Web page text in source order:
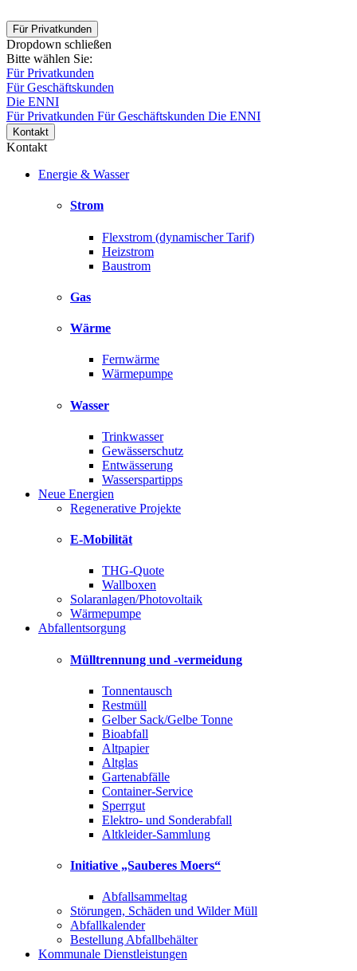
Für Privatkunden
Dropdown schließen
Bitte wählen Sie:
Für Privatkunden
Für Geschäftskunden
Die ENNI
Für Privatkunden Für Geschäftskunden Die ENNI
Kontakt
Kontakt
Energie & Wasser
Strom
Flexstrom (dynamischer Tarif)
Heizstrom
Baustrom
Gas
Wärme
Fernwärme
Wärmepumpe
Wasser
Trinkwasser
Gewässerschutz
Entwässerung
Wasserspartipps
Neue Energien
Regenerative Projekte
E-Mobilität
THG-Quote
Wallboxen
Solaranlagen/Photovoltaik
Wärmepumpe
Abfallentsorgung
Mülltrennung und -vermeidung
Tonnentausch
Restmüll
Gelber Sack/Gelbe Tonne
Bioabfall
Altpapier
Altglas
Gartenabfälle
Container-Service
Sperrgut
Elektro- und Sonderabfall
Altkleider-Sammlung
Initiative „Sauberes Moers“
Abfallsammeltag
Störungen, Schäden und Wilder Müll
Abfallkalender
Bestellung Abfallbehälter
Kommunale Dienstleistungen